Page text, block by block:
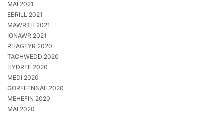
MAI 2021
EBRILL 2021
MAWRTH 2021
IONAWR 2021
RHAGFYR 2020
TACHWEDD 2020
HYDREF 2020
MEDI 2020
GORFFENNAF 2020
MEHEFIN 2020
MAI 2020